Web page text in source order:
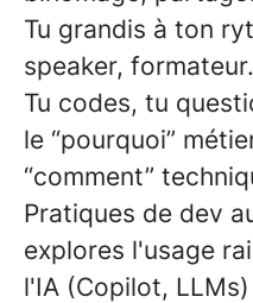
Tu grandis à ton
speaker,
Tu codes, tu
le “pourquoi”
“comment”
Pratiques de dev
explores l'usage
l'IA (Copilot,